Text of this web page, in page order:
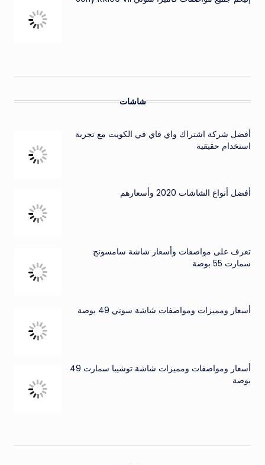
شاشات
أفضل شركة اشتراك واي فاي في الكويت مع تجربة
استخدام حقيقية
أفضل أنواع الشاشات 2020 وأسعارهم
تعرف على مواصفات وأسعار شاشة سامسونج
سمارت 55 بوصة
أسعار ومميزات ومواصفات شاشة سوني 49 بوصة
أسعار ومواصفات ومميزات شاشة توشيبا سمارت 49
بوصة